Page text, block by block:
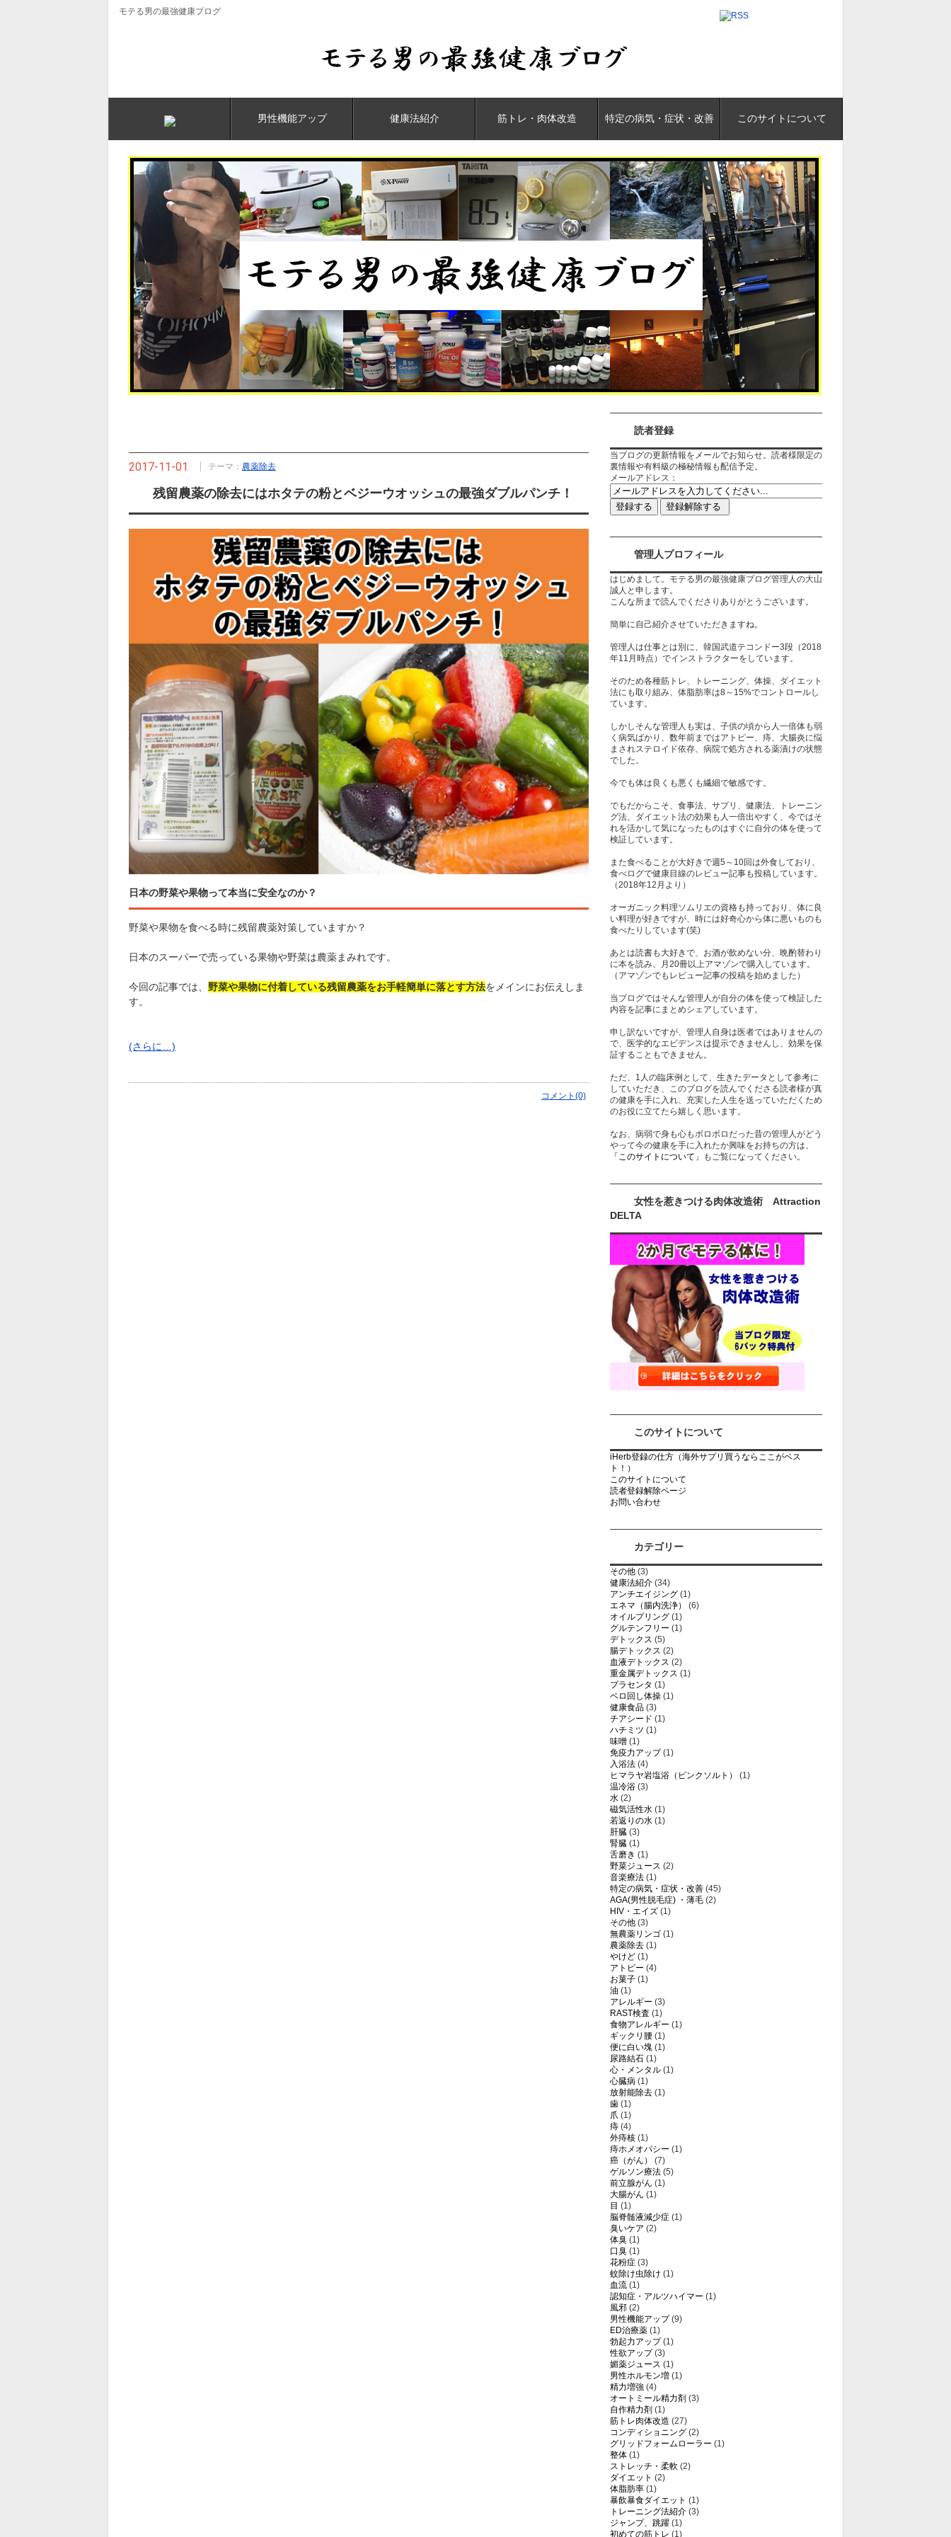
モテる男の最強健康ブログ
男性機能アップ 健康法紹介 筋トレ・肉体改造 特定の病気・症状・改善 このサイトについて
残留農薬の除去にはホタテの粉とベジーウオッシュの最強ダブルパンチ！
2017-11-01 テーマ： 農薬除去
日本の野菜や果物って本当に安全なのか？
野菜や果物を食べる時に残留農薬対策していますか？
日本のスーパーで売っている果物や野菜は農薬まみれです。
今回の記事では、 野菜や果物に付着している残留農薬をお手軽簡単に落とす方法をメインにお伝えしま
す。
(さらに…)
コメント(0)
読者登録
当ブログの更新情報をメールでお知らせ。読者様限定の
裏情報や有料級の極秘情報も配信予定。
メールアドレス：
管理人プロフィール
はじめまして。モテる男の最強健康ブログ管理人の大山
誠人と申します。
こんな所まで読んでくださりありがとうございます。
簡単に自己紹介させていただきますね。
管理人は仕事とは別に、韓国武道テコンドー3段（2018
年11月時点）でインストラクターをしています。
そのため各種筋トレ、トレーニング、体操、ダイエット
法にも取り組み、体脂肪率は8～15%でコントロールし
ています。
しかしそんな管理人も実は、子供の頃から人一倍体も弱
く病気ばかり、数年前まではアトピー、痔、大腸炎に悩
まされステロイド依存、病院で処方される薬漬けの状態
でした。
今でも体は良くも悪くも繊細で敏感です。
でもだからこそ、食事法、サプリ、健康法、トレーニン
グ法、ダイエット法の効果も人一倍出やすく、今ではそ
れを活かして気になったものはすぐに自分の体を使って
検証しています。
また食べることが大好きで週5～10回は外食しており、
食べログで健康目線のレビュー記事も投稿しています。
（2018年12月より）
オーガニック料理ソムリエの資格も持っており、体に良
い料理が好きですが、時には好奇心から体に悪いものも
食べたりしています(笑)
あとは読書も大好きで、お酒が飲めない分、晩酌替わり
に本を読み、月20冊以上アマゾンで購入しています。
（アマゾンでもレビュー記事の投稿を始めました）
当ブログではそんな管理人が自分の体を使って検証した
内容を記事にまとめシェアしています。
申し訳ないですが、管理人自身は医者ではありませんの
で、医学的なエビデンスは提示できませんし、効果を保
証することもできません。
ただ、1人の臨床例として、生きたデータとして参考に
していただき、このブログを読んでくださる読者様が真
の健康を手に入れ、充実した人生を送っていただくため
のお役に立てたら嬉しく思います。
なお、病弱で身も心もボロボロだった昔の管理人がどう
やって今の健康を手に入れたか興味をお持ちの方は、
「このサイトについて」
もご覧になってください。
女性を惹きつける肉体改造術 Attraction
DELTA
このサイトについて
iHerb登録の仕方（海外サプリ買うならここがベス
ト！）
このサイトについて
読者登録解除ページ
お問い合わせ
カテゴリー
その他 (3)
健康法紹介 (34)
アンチエイジング (1)
エネマ（腸内洗浄）
(6)
オイルプリング (1)
グルテンフリー (1)
デトックス (5)
腸デトックス (2)
血液デトックス (2)
重金属デトックス (1)
プラセンタ (1)
ベロ回し体操 (1)
健康食品 (3)
チアシード (1)
ハチミツ (1)
味噌 (1)
免疫力アップ(1)
入浴法 (4)
ヒマラヤ岩塩浴（ピンクソルト）
(1)
温冷浴 (3)
水 (2)
磁気活性水 (1)
若返りの水 (1)
肝臓 (3)
腎臓 (1)
舌磨き (1)
野菜ジュース (2)
音楽療法 (1)
特定の病気・症状・改善 (45)
AGA(男性脱毛症) ・薄毛 (2)
HIV・エイズ (1)
その他 (3)
無農薬リンゴ (1)
農薬除去 (1)
やけど (1)
アトピー (4)
お菓子 (1)
油 (1)
アレルギー (3)
RAST検査 (1)
食物アレルギー (1)
ギックリ腰 (1)
便に白い塊 (1)
尿路結石 (1)
心・メンタル (1)
心臓病 (1)
放射能除去 (1)
歯 (1)
爪 (1)
痔 (4)
外痔核 (1)
痔ホメオパシー (1)
癌（がん）
(7)
ゲルソン療法 (5)
前立腺がん (1)
大腸がん (1)
目 (1)
脳脊髄液減少症 (1)
臭いケア (2)
体臭 (1)
口臭 (1)
花粉症 (3)
蚊除け虫除け (1)
血流 (1)
認知症・アルツハイマー (1)
風邪 (2)
男性機能アップ(9)
ED治療薬 (1)
勃起力アップ(1)
性欲アップ(3)
媚薬ジュース (1)
男性ホルモン増 (1)
精力増強 (4)
オートミール精力剤 (3)
自作精力剤 (1)
筋トレ肉体改造 (27)
コンディショニング (2)
グリッドフォームローラー (1)
整体 (1)
ストレッチ・柔軟 (2)
ダイエット (2)
体脂肪率 (1)
暴飲暴食ダイエット (1)
トレーニング法紹介 (3)
ジャンプ、跳躍 (1)
初めての筋トレ (1)